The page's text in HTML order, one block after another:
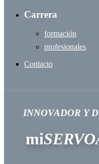
Carrera
formación
profesionales
Contacto
INNOVADOR Y
mi